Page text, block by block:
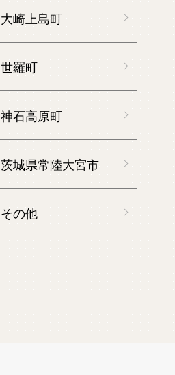
大崎上島町
世羅町
神石高原町
茨城県常陸大宮市
その他